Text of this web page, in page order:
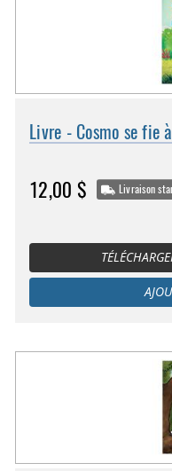
Livre - Cosmo se fie
12,00 $ Livraison